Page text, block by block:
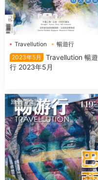
Travellution
暢遊行
2023年5月
Travellution 暢遊
行 2023年5月
旅遊美食